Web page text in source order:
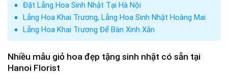
Đặt Lẵng Hoa Sinh Nhật Tại Hà Nội
Lẵng Hoa Khai Trương, Lẵng Hoa Sinh Nhật Hoàng Mai
Lẵng Hoa Khai Trương Để Bàn Xinh Xắn
Nhiều mẫu giỏ hoa đẹp tặng sinh nhật có sẵn tại
Hanoi Florist